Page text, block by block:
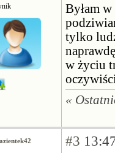
Byłam
tylko
w życiu
«
#3